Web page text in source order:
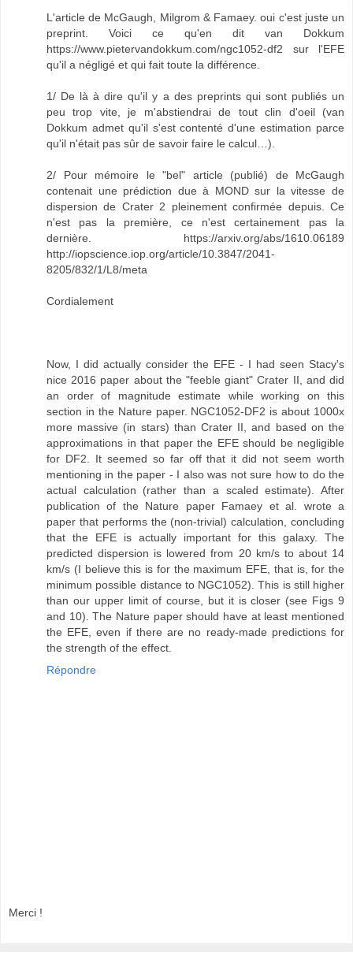
L'article de McGaugh, Milgrom & Famaey. oui c'est juste un
preprint. Voici ce qu'en dit van Dokkum
https://www.pietervandokkum.com/ngc1052-df2 sur l'EFE
qu'il a négligé et qui fait toute la différence.
1/ De là à dire qu'il y a des preprints qui sont publiés un
peu trop vite, je m'abstiendrai de tout clin d'oeil (van
Dokkum admet qu'il s'est contenté d'une estimation parce
qu'il n'était pas sûr de savoir faire le calcul…).
2/ Pour mémoire le "bel" article (publié) de McGaugh
contenait une prédiction due à MOND sur la vitesse de
dispersion de Crater 2 pleinement confirmée depuis. Ce
n'est pas la première, ce n'est certainement pas la
dernière. https://arxiv.org/abs/1610.06189
http://iopscience.iop.org/article/10.3847/2041-
8205/832/1/L8/meta
Cordialement
Now, I did actually consider the EFE - I had seen Stacy's
nice 2016 paper about the "feeble giant" Crater II, and did
an order of magnitude estimate while working on this
section in the Nature paper. NGC1052-DF2 is about 1000x
more massive (in stars) than Crater II, and based on the
approximations in that paper the EFE should be negligible
for DF2. It seemed so far off that it did not seem worth
mentioning in the paper - I also was not sure how to do the
actual calculation (rather than a scaled estimate). After
publication of the Nature paper Famaey et al. wrote a
paper that performs the (non-trivial) calculation, concluding
that the EFE is actually important for this galaxy. The
predicted dispersion is lowered from 20 km/s to about 14
km/s (I believe this is for the maximum EFE, that is, for the
minimum possible distance to NGC1052). This is still higher
than our upper limit of course, but it is closer (see Figs 9
and 10). The Nature paper should have at least mentioned
the EFE, even if there are no ready-made predictions for
the strength of the effect.
Répondre
Merci !